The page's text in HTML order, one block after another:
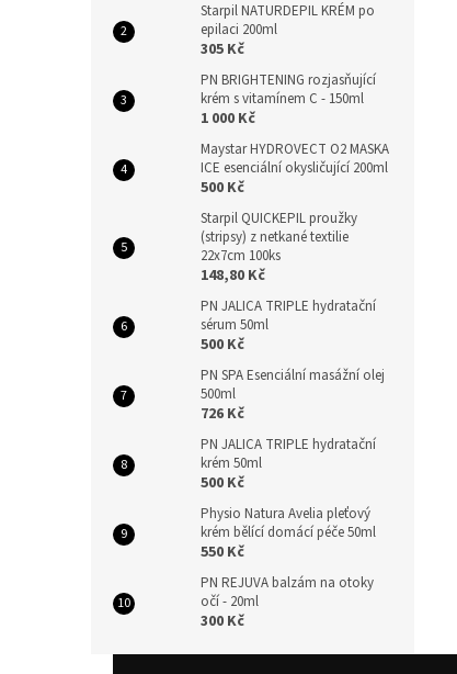
Starpil NATURDEPIL KRÉM po
epilaci 200ml
305 Kč
PN BRIGHTENING rozjasňující
krém s vitamínem C - 150ml
1 000 Kč
Maystar HYDROVECT O2 MASKA
ICE esenciální okysličující 200ml
500 Kč
Starpil QUICKEPIL proužky
(stripsy) z netkané textilie
22x7cm 100ks
148,80 Kč
PN JALICA TRIPLE hydratační
sérum 50ml
500 Kč
PN SPA Esenciální masážní olej
500ml
726 Kč
PN JALICA TRIPLE hydratační
krém 50ml
500 Kč
Physio Natura Avelia pleťový
krém bělící domácí péče 50ml
550 Kč
PN REJUVA balzám na otoky
očí - 20ml
300 Kč